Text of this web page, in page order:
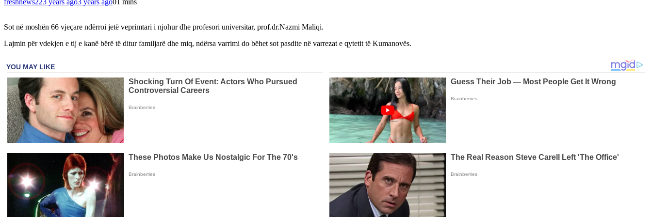
Sot në moshën 66 vjeçare ndërroi jetë veprimtari i njohur dhe profesori universitar, prof.dr.Nazmi Maliqi.
Lajmin për vdekjen e tij e kanë bërë të ditur familjarë dhe miq, ndërsa varrimi do bëhet sot pasdite në varrezat e qytetit të Kumanovës.